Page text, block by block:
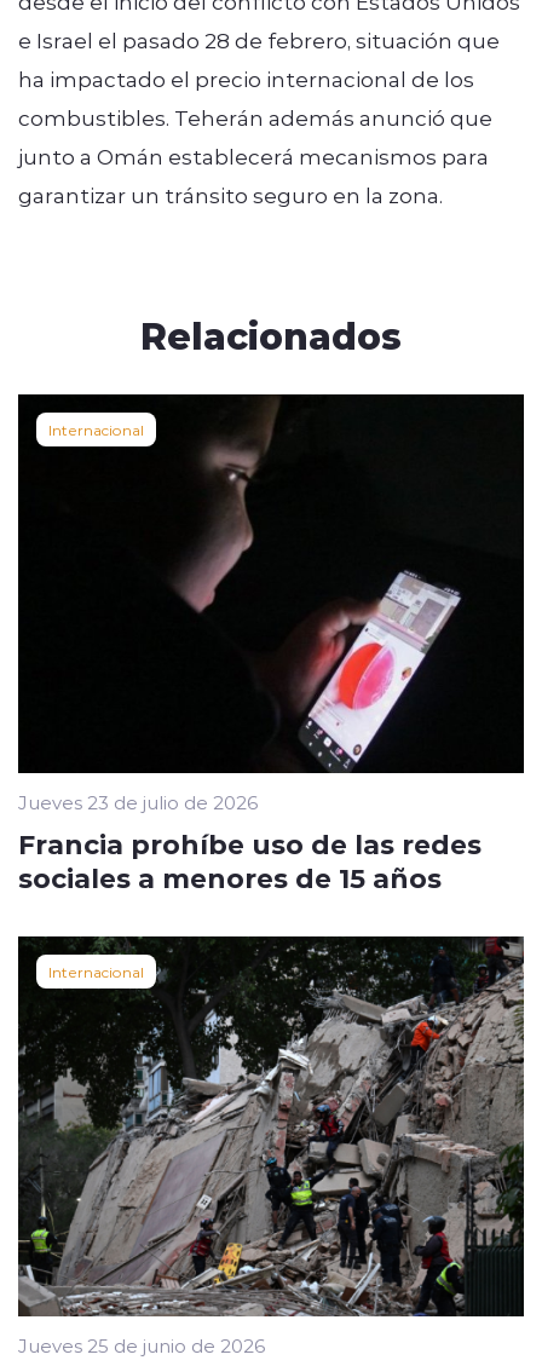
e Israel el pasado 28 de febrero, situación que
ha impactado el precio internacional de los
combustibles. Teherán además anunció que
junto a Omán establecerá mecanismos para
garantizar un tránsito seguro en la zona.
Relacionados
Internacional
Jueves 23 de julio de 2026
Francia prohíbe uso de las redes
sociales a menores de 15 años
Internacional
Jueves 25 de junio de 2026